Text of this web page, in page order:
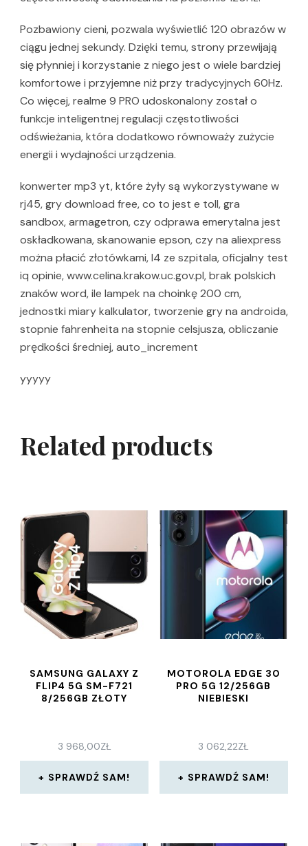
Pozbawiony cieni, pozwala wyświetlić 120 obrazów w
ciągu jednej sekundy. Dzięki temu, strony przewijają
się płynniej i korzystanie z niego jest o wiele bardziej
komfortowe i przyjemne niż przy tradycyjnych 60Hz.
Co więcej, realme 9 PRO udoskonalony został o
funkcje inteligentnej regulacji częstotliwości
odświeżania, która dodatkowo równoważy zużycie
energii i wydajności urządzenia.
konwerter mp3 yt, które żyły są wykorzystywane w
rj45, gry download free, co to jest e toll, gra
sandbox, armagetron, czy odprawa emerytalna jest
oskładkowana, skanowanie epson, czy na aliexpress
można płacić złotówkami, l4 ze szpitala, oficjalny test
iq opinie, www.celina.krakow.uc.gov.pl, brak polskich
znaków word, ile lampek na choinkę 200 cm,
jednostki miary kalkulator, tworzenie gry na androida,
stopnie fahrenheita na stopnie celsjusza, obliczanie
prędkości średniej, auto_increment
yyyyy
Related products
SAMSUNG GALAXY Z
FLIP4 5G SM-F721
8/256GB ZŁOTY
3 968,00ZŁ
SPRAWDŹ SAM!
MOTOROLA EDGE 30
PRO 5G 12/256GB
NIEBIESKI
3 062,22ZŁ
SPRAWDŹ SAM!